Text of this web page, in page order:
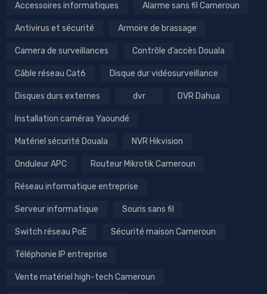
Accessoires informatiques Alarme sans fil Cameroun
Antivirus et sécurité Armoire de brassage
Camera de surveillances Contrôle d’accès Douala
Câble réseau Cat6 Disque dur vidéosurveillance
Disques durs externes dvr DVR Dahua
Installation caméras Yaoundé
Matériel sécurité Douala NVR Hikvision
Onduleur APC Routeur Mikrotik Cameroun
Réseau informatique entreprise
Serveur informatique Souris sans fil
Switch réseau PoE Sécurité maison Cameroun
Téléphonie IP entreprise
Vente matériel high-tech Cameroun